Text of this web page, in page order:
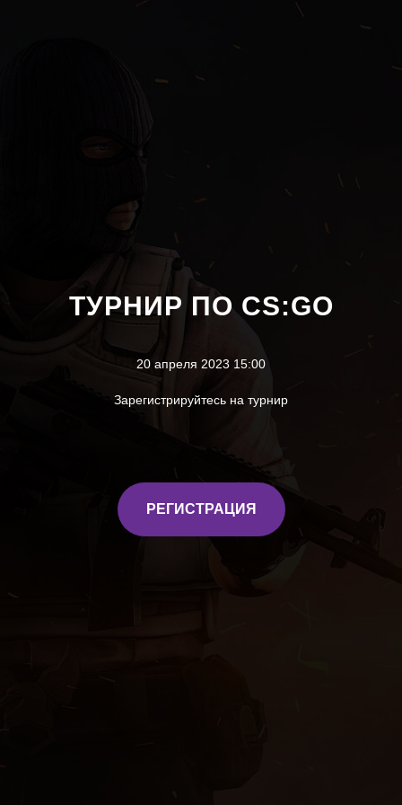
ТУРНИР ПО CS:GO
20 апреля 2023 15:00
Зарегистрируйтесь на турнир
РЕГИСТРАЦИЯ